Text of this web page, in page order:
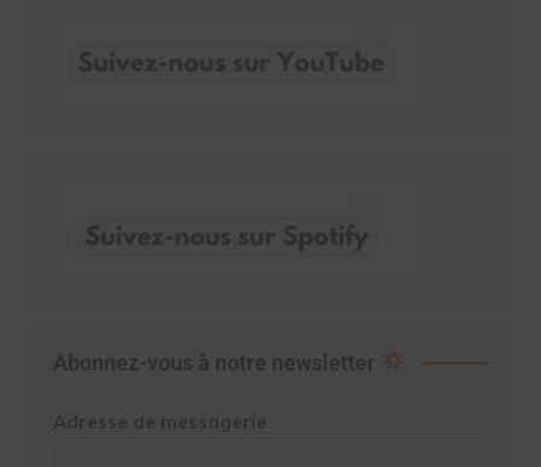
Abonnez-vous à notre newsletter
Adresse de messagerie